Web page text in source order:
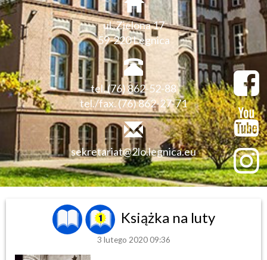
ul. Zielona 17
59-220 Legnica
tel. (76) 862-52-88
tel./fax. (76) 862-27-71
sekretariat@2lo.legnica.eu
Książka na luty
3 lutego 2020 09:36